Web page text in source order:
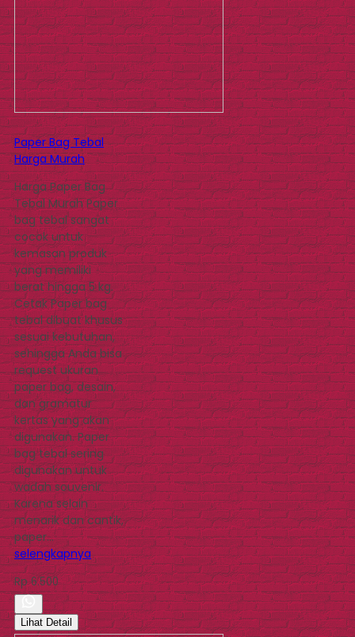
Paper Bag Tebal
Harga Murah
Harga Paper Bag
Tebal Murah Paper
bag tebal sangat
cocok untuk
kemasan produk
yang memiliki
berat hingga 5 kg.
Cetak Paper bag
tebal dibuat khusus
sesuai kebutuhan,
sehingga Anda bisa
request ukuran
paper bag, desain,
dan gramatur
kertas yang akan
digunakan. Paper
bag tebal sering
digunakan untuk
wadah souvenir.
Karena selain
menarik dan cantik,
paper…
selengkapnya
Rp 6.500
Lihat Detail